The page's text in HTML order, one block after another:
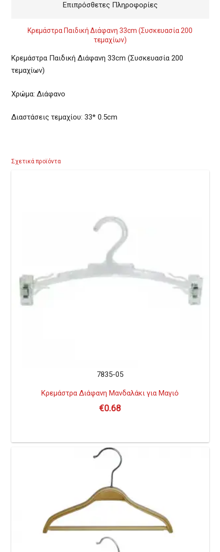
Επιπρόσθετες Πληροφορίες
Κρεμάστρα Παιδική Διάφανη 33cm (Συσκευασία 200
τεμαχίων)
Κρεμάστρα Παιδική Διάφανη 33cm (Συσκευασία 200
τεμαχίων)
Χρώμα: Διάφανο
Διαστάσεις τεμαχίου: 33* 0.5cm
Σχετικά προϊόντα
7835-05
Κρεμάστρα Διάφανη Μανδαλάκι για Μαγιό
€0.68